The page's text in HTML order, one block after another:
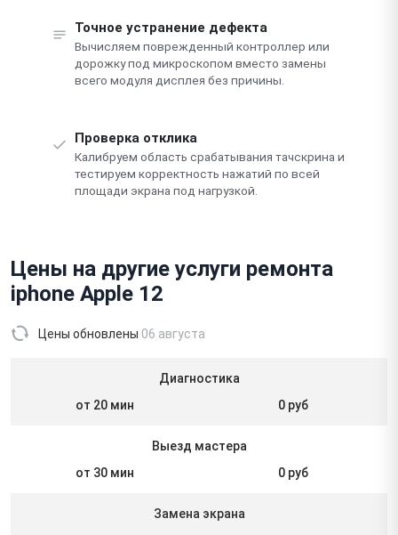
Точное устранение дефекта
Вычисляем поврежденный контроллер или
дорожку под микроскопом вместо замены
всего модуля дисплея без причины.
Проверка отклика
Калибруем область срабатывания тачскрина и
тестируем корректность нажатий по всей
площади экрана под нагрузкой.
Цены на другие услуги ремонта
iphone Apple 12
Цены обновлены 06 августа
Диагностика
от 20 мин
0 руб
Выезд мастера
от 30 мин
0 руб
Замена экрана